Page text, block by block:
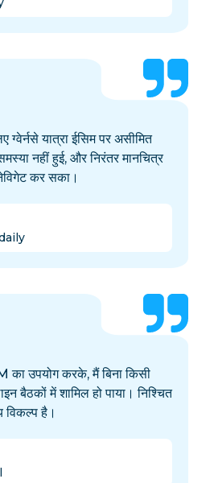
ग्वेर्नसे यात्रा ईसिम पर असीमित
नहीं हुई, और निरंतर मानचित्र
कर सका।
का उपयोग करके, मैं बिना किसी
बैठकों में शामिल हो पाया। निश्चित
विकल्प है।